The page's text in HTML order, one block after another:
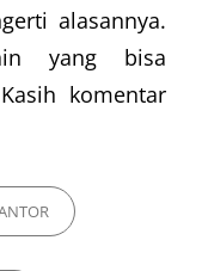
alasannya.
yang bisa
komentar